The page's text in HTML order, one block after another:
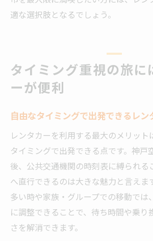
適な選択肢となるでしょう。
タイミング重視の旅に
ーが便利
自由なタイミングで出発できるレン
レンタカーを利用する最大のメリット
タイミングで出発できる点です。神戸
後、公共交通機関の時刻表に縛られる
へ直行できるのは大きな魅力と言えま
多い時や家族・グループでの移動では
に調整できることで、待ち時間や乗り
さを解消できます。